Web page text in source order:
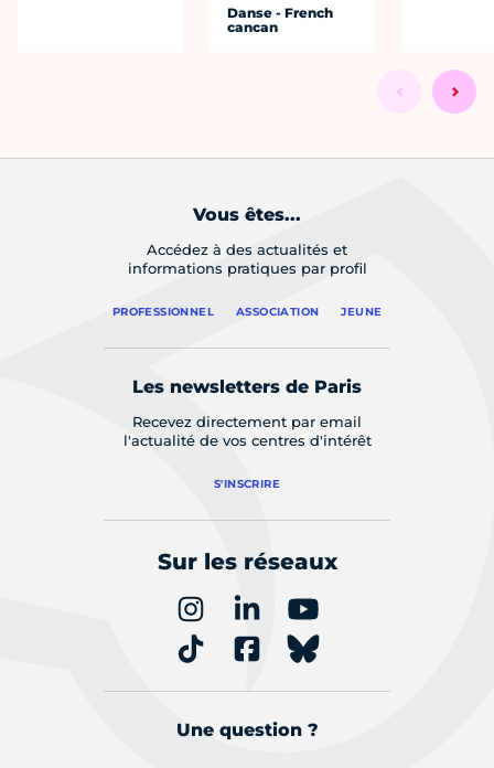
Danse - French
cancan
Vous êtes...
Accédez à des actualités et
informations pratiques par profil
PROFESSIONNEL ASSOCIATION JEUNE
Les newsletters de Paris
Recevez directement par email
l'actualité de vos centres d'intérêt
S'INSCRIRE
Sur les réseaux
Une question ?